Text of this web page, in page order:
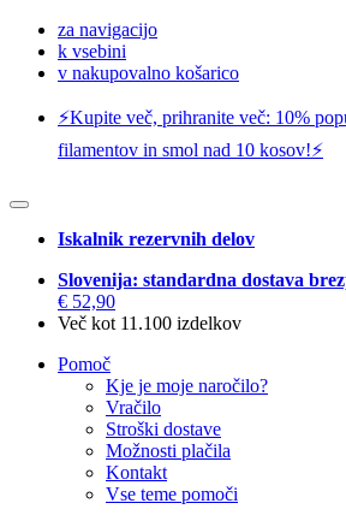
za navigacijo
k vsebini
v nakupovalno košarico
⚡️Kupite več, prihranite več: 10%
filamentov in smol nad 10 kosov!⚡️
Iskalnik rezervnih delov
Slovenija: standardna dostava
€ 52,90
Več kot 11.100 izdelkov
Pomoč
Kje je moje naročilo?
Vračilo
Stroški dostave
Možnosti plačila
Kontakt
Vse teme pomoči